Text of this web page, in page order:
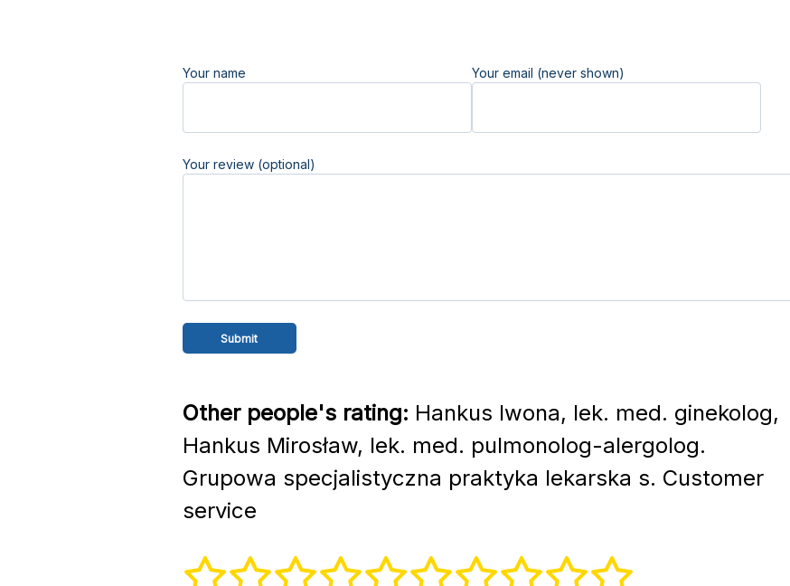
Your name Your email (never shown)
Your review (optional)
Other people's rating: Hankus Iwona, lek. med. ginekolog,
Hankus Mirosław, lek. med. pulmonolog-alergolog.
Grupowa specjalistyczna praktyka lekarska s. Customer
service